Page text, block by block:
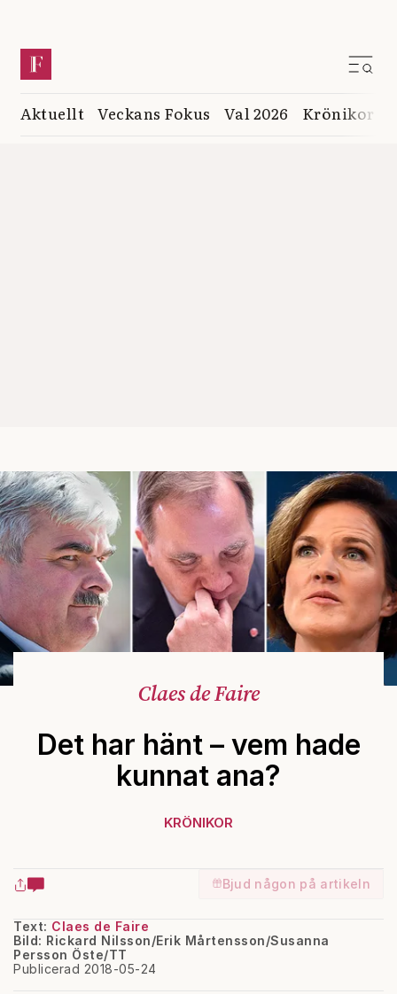
Aktuellt Veckans Fokus Val 2026 Krönikor
Claes de Faire
Det har hänt – vem hade
kunnat ana?
KRÖNIKOR
Bjud någon på artikeln
Text: Claes de Faire
Publicerad 2018-05-24
Bild: Rickard Nilsson/Erik Mårtensson/Susanna
Persson Öste/TT